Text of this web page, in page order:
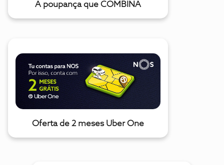
A poupança que COMBINA
Oferta de 2 meses Uber One